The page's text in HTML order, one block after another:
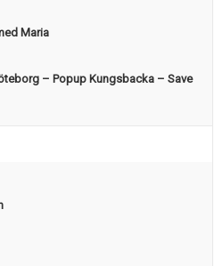
Maria
– Popup Kungsbacka – Save